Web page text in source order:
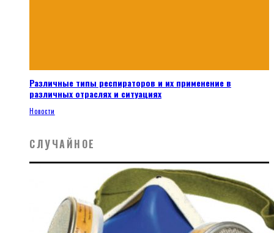
Различные типы респираторов и их применение в
различных отраслях и ситуациях
Новости
СЛУЧАЙНОЕ